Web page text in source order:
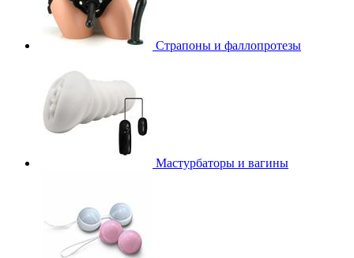
Страпоны и фаллопротезы
Мастурбаторы и вагины